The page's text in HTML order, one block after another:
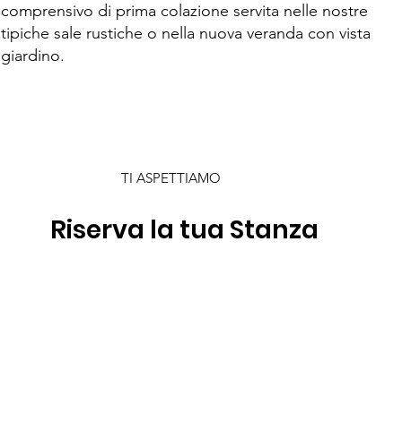
TI ASPETTIAMO
Riserva la tua Stanza
comprensivo di prima colazione servita nelle nostre
tipiche sale rustiche o nella nuova veranda con vista
giardino.